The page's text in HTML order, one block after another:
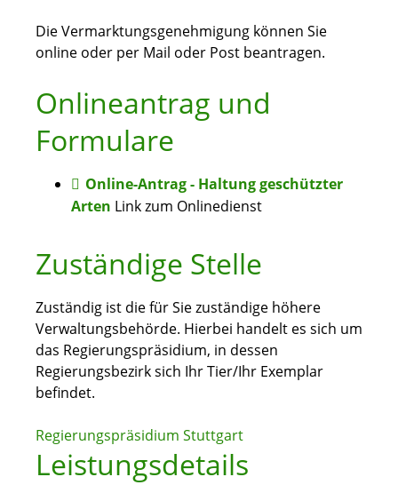
Die Vermarktungsgenehmigung können Sie
online oder per Mail oder Post beantragen.
Onlineantrag und
Formulare
Online-Antrag - Haltung geschützter
Arten Link zum Onlinedienst
Zuständige Stelle
Zuständig ist die für Sie zuständige höhere
Verwaltungsbehörde. Hierbei handelt es sich um
das Regierungspräsidium, in dessen
Regierungsbezirk sich Ihr Tier/Ihr Exemplar
befindet.
Regierungspräsidium Stuttgart
Leistungsdetails